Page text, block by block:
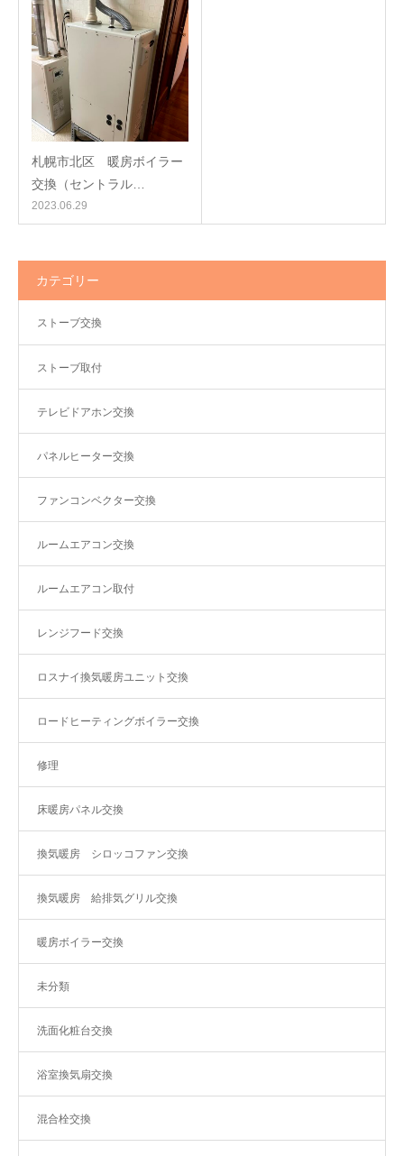
札幌市北区 暖房ボイラー
交換（セントラル…
2023.06.29
カテゴリー
ストーブ交換
ストーブ取付
テレビドアホン交換
パネルヒーター交換
ファンコンベクター交換
ルームエアコン交換
ルームエアコン取付
レンジフード交換
ロスナイ換気暖房ユニット交換
ロードヒーティングボイラー交換
修理
床暖房パネル交換
換気暖房 シロッコファン交換
換気暖房 給排気グリル交換
暖房ボイラー交換
未分類
洗面化粧台交換
浴室換気扇交換
混合栓交換